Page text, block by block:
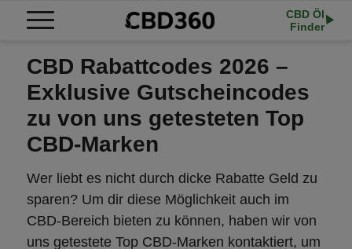
CBD Öl
Finder
CBD Rabattcodes 2026 –
Exklusive Gutscheincodes
zu von uns getesteten Top
CBD-Marken
Wer liebt es nicht durch dicke Rabatte Geld zu
sparen? Um dir diese Möglichkeit auch im
CBD-Bereich bieten zu können, haben wir von
uns getestete Top CBD-Marken kontaktiert, um